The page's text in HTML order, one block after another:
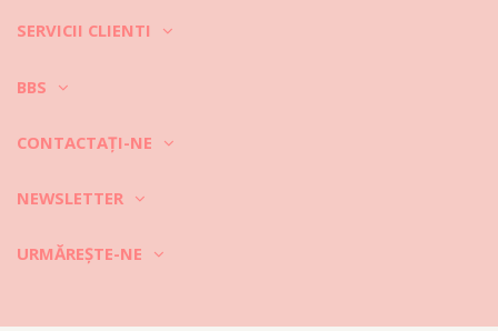
Genți de paie: îndepărtați murdăria cu o perie, utilizați amidon sau
SERVICII CLIENTI
BBS
CONTACTAŢI-NE
NEWSLETTER
URMĂREȘTE-NE